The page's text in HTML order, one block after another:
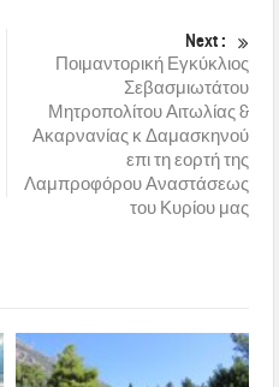
Next :
Ποιμαντορική Εγκύκλιος
Σεβασμιωτάτου
Μητροπολίτου Αιτωλίας &
Ακαρνανίας κ Δαμασκηνού
επι τη εορτή της
Λαμπροφόρου Αναστάσεως
του Κυρίου μας